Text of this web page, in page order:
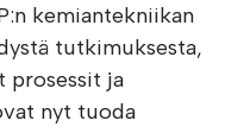
kemiantekniikan
tutkimuksesta,
prosessit ja
nyt tuoda